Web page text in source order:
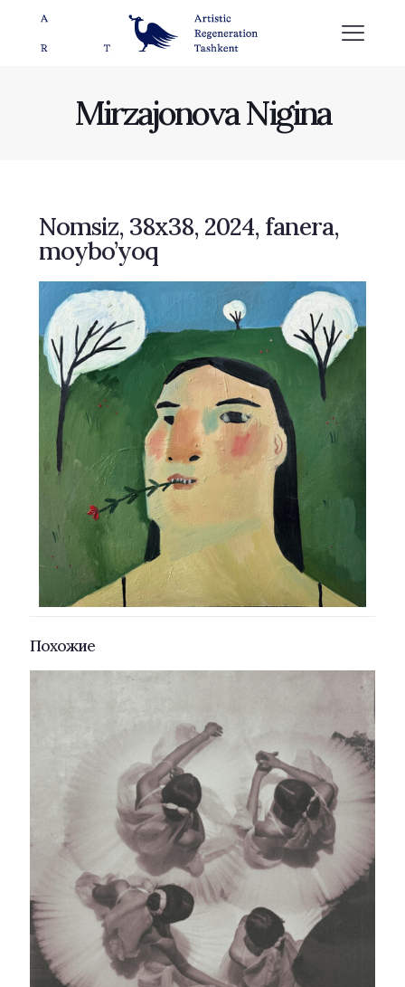
Mirzajonova Nigina
Nomsiz, 38х38, 2024, fanera,
moybo’yoq​
Похожие